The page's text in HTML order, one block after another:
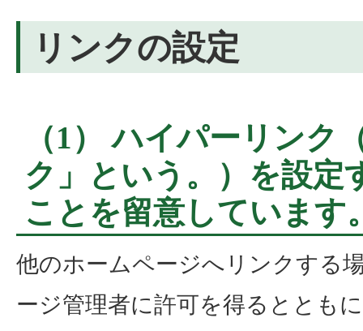
リンクの設定
（1） ハイパーリンク
ク」という。）を設定
ことを留意しています
他のホームページへリンクする
ージ管理者に許可を得るととも